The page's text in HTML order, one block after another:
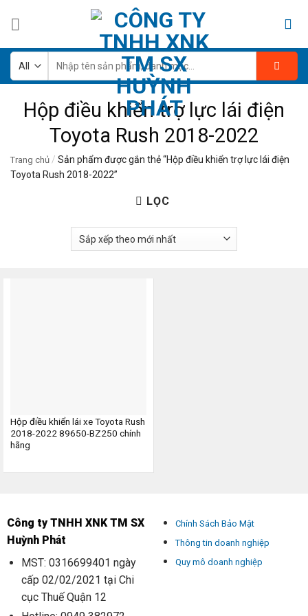
kiếm:
Hộp điều khiển trợ lực lái điện
Toyota Rush 2018-2022
Trang chủ / Sản phẩm được gắn thẻ “Hộp điều khiển trợ lực lái điện
Toyota Rush 2018-2022”
LỌC
Hộp điều khiển lái xe Toyota Rush
2018-2022 89650-BZ250 chính
hãng
Công ty TNHH XNK TM SX
Huỳnh Phát
MST: 0316699401 ngày
cấp 02/02/2021 tại Chi
cục Thuế Quận 12
Chính Sách Bảo Mật
Thông tin doanh nghiệp
Quy mô doanh nghiệp